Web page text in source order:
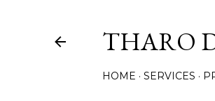
THARO
HOME SERVICES